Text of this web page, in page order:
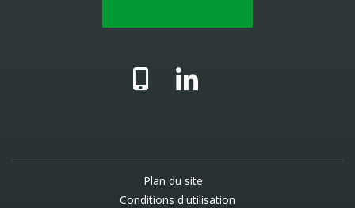
Plan du site
Conditions d'utilisation